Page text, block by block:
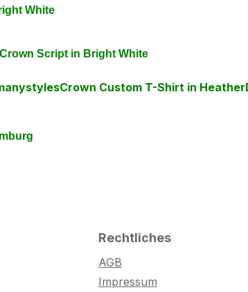
White
Script in Bright White
Custom T-Shirt in
Rechtliches
AGB
Impressum